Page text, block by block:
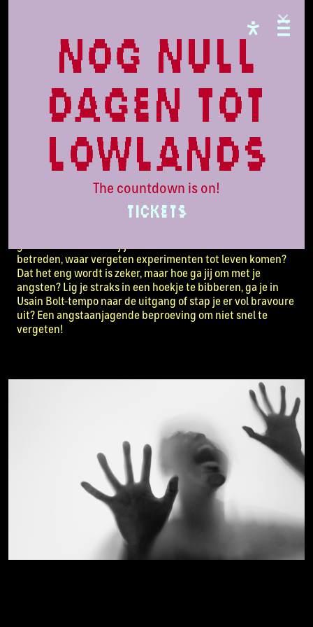
nog null
dagen tot
lowlands
The countdown is on!
TICKETS
Lowlands'
Haunted
House
Er gebeuren vreemde dingen in de Flevoriaanse polder
sinds het oude, verlaten laboratorium van de Universiteit
betreden, waar vergeten experimenten tot leven komen?
Dat het eng wordt is zeker, maar hoe ga jij om met je
angsten? Lig je straks in een hoekje te bibberen, ga je in
Usain Bolt-tempo naar de uitgang of stap je er vol bravoure
uit? Een angstaanjagende beproeving om niet snel te
vergeten!